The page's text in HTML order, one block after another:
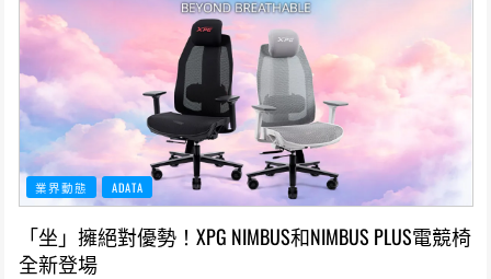
業界動態 ADATA
「坐」擁絕對優勢！XPG NIMBUS和NIMBUS PLUS電競椅
全新登場